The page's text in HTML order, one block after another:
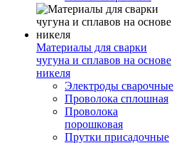
Материалы для сварки
чугуна и сплавов на основе
никеля
Электроды сварочные
Проволока сплошная
Проволока
порошковая
Прутки присадочные